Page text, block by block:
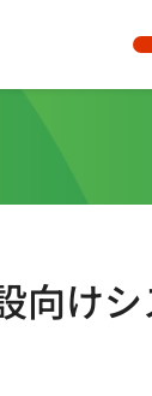
向け